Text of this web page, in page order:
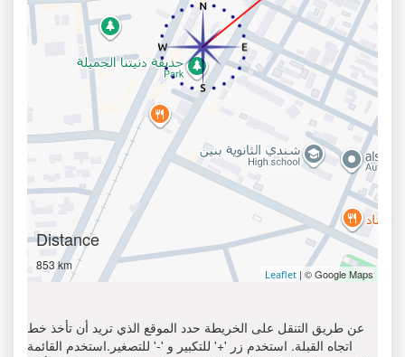
Distance
853 km
Leaflet | © Google Maps
عن طريق التنقل على الخريطة حدد الموقع الذي تريد أن تأخذ خط
اتجاه القبلة. استخدم زر '+' للتكبير و '-' للتصغير.استخدم القائمة